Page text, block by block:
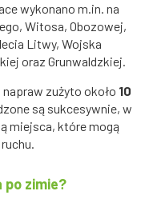
wykonano m.in. na
Witosa, Obozowej,
Litwy, Wojska
oraz Grunwaldzkiej.
zużyto około 10
są sukcesywnie, w
miejsca, które mogą
po zimie?